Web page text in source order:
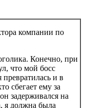
компании по
Конечно, при
что мой босс
и в
сбегает ему за
задерживался на
я должна была